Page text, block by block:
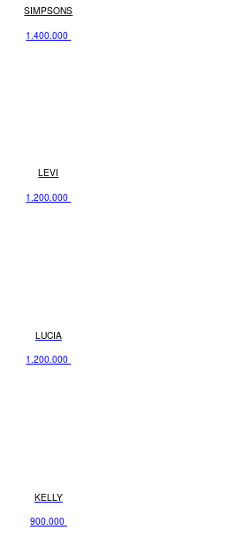
SIMPSONS
1.400.000
LEVI
1.200.000
LUCIA
1.200.000
KELLY
900.000